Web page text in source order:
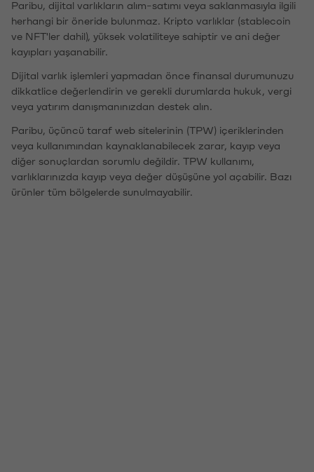
Paribu, dijital varlıkların alım-satımı veya saklanmasıyla ilgili
herhangi bir öneride bulunmaz. Kripto varlıklar (stablecoin
ve NFT'ler dahil), yüksek volatiliteye sahiptir ve ani değer
kayıpları yaşanabilir.
Dijital varlık işlemleri yapmadan önce finansal durumunuzu
dikkatlice değerlendirin ve gerekli durumlarda hukuk, vergi
veya yatırım danışmanınızdan destek alın.
Paribu, üçüncü taraf web sitelerinin (TPW) içeriklerinden
veya kullanımından kaynaklanabilecek zarar, kayıp veya
diğer sonuçlardan sorumlu değildir. TPW kullanımı,
varlıklarınızda kayıp veya değer düşüşüne yol açabilir. Bazı
ürünler tüm bölgelerde sunulmayabilir.